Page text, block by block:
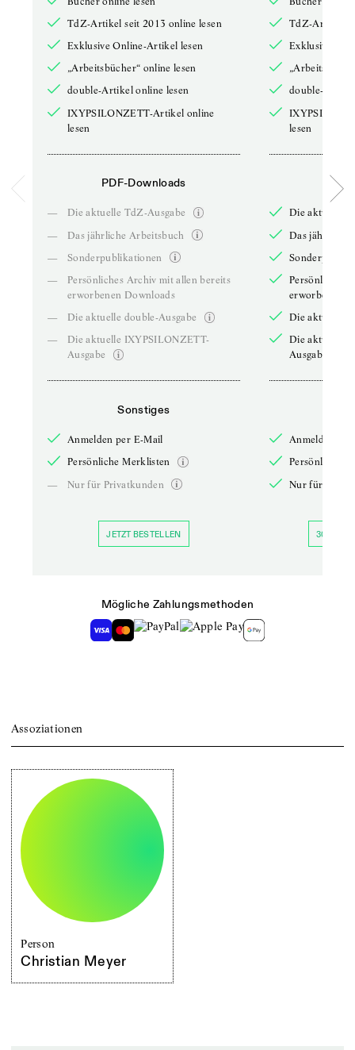
TdZ-Artikel seit 2013 online lesen
Exklusive Online-Artikel lesen
„Arbeitsbücher“ online lesen
double-Artikel online lesen
IXYPSILONZETT-Artikel online
lesen
PDF-Downloads
—
Die aktuelle TdZ-Ausgabe
—
Das jährliche Arbeitsbuch
—
Sonderpublikationen
—
Persönliches Archiv mit allen bereits
erworbenen Downloads
—
Die aktuelle double-Ausgabe
—
Die aktuelle IXYPSILONZETT-
Ausgabe
Sonstiges
Anmelden per E-Mail
Persönliche Merklisten
—
Nur für Privatkunden
JETZT BESTELLEN
TdZ-Artikel
Exklusive
double-
lesen
Die aktuelle
Das jährliche
Persönliches
erworbenen
Die aktuelle
Die aktuelle
Ausgabe
Anmelden
Persönliche
Nur für
30 TAGE
Mögliche Zahlungsmethoden
Assoziationen
Person
Christian Meyer